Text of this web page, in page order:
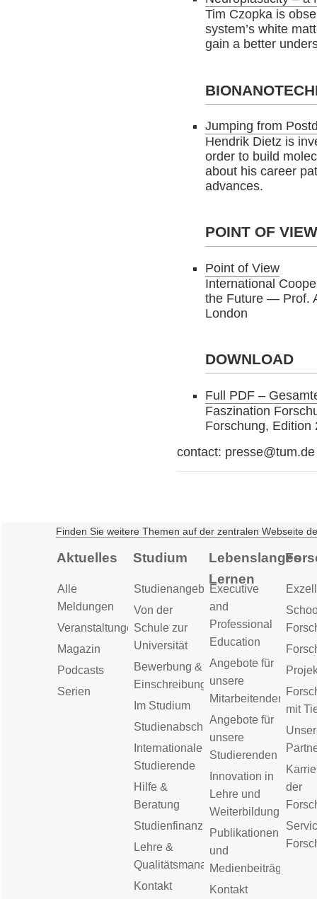
Tim Czopka is
system’s white
gain a better
Jumping from
Hendrik Dietz is
order to build
about his career
advances.
POINT OF
Point of View
International
the Future — Prof.
London
DOWNLOAD
Full PDF –
Faszination
Forschung, Edition
contact: presse@tum.de
Finden Sie weitere Themen auf der zentralen Webseite
Aktuelles
Alle
Meldungen
Veranstaltungen
Magazin
Podcasts
Serien
Studium
Studienangebot
Von der
Schule zur
Universität
Bewerbung &
Einschreibung
Im Studium
Studienabschluss
Internationale
Studierende
Hilfe &
Beratung
Studienfinanzierung
Lehre &
Qualitätsmanagement
Kontakt
Lebenslanges
Lernen
Executive
and
Professional
Education
Angebote für
unsere
Mitarbeitenden
Angebote für
unsere
Studierenden
Innovation in
Lehre und
Weiterbildung
Publikationen
und
Medienbeiträge
Kontakt
mit
der